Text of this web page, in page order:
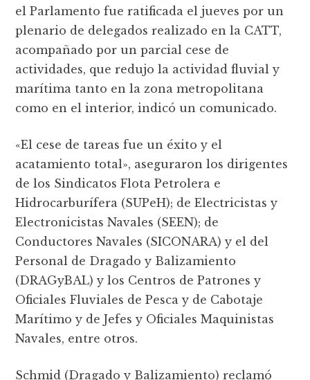
el Parlamento fue ratificada el jueves por un
plenario de delegados realizado en la CATT,
acompañado por un parcial cese de
actividades, que redujo la actividad fluvial y
marítima tanto en la zona metropolitana
como en el interior, indicó un comunicado.
«El cese de tareas fue un éxito y el
acatamiento total», aseguraron los dirigentes
de los Sindicatos Flota Petrolera e
Hidrocarburí­fera (SUPeH); de Electricistas y
Electronicistas Navales (SEEN); de
Conductores Navales (SICONARA) y el del
Personal de Dragado y Balizamiento
(DRAGyBAL) y los Centros de Patrones y
Oficiales Fluviales de Pesca y de Cabotaje
Marí­timo y de Jefes y Oficiales Maquinistas
Navales, entre otros.
Schmid (Dragado y Balizamiento) reclamó